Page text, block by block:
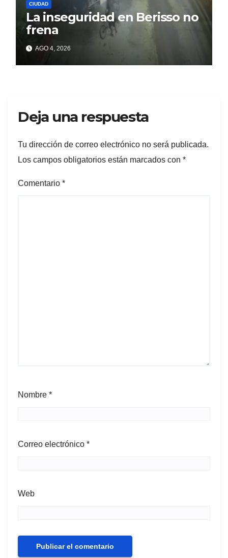
CIUDAD
La inseguridad en Berisso no
frena
AGO 4, 2026
Deja una respuesta
Tu dirección de correo electrónico no será publicada.
Los campos obligatorios están marcados con *
Comentario *
Nombre *
Correo electrónico *
Web